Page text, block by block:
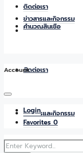
คำนวณสินเชื่อ
ติดต่อเรา
ข่าวสารและกิจกรรม
ติดต่อเรา
ข่าวสารและกิจกรรม
Account
Login
Favorites 0